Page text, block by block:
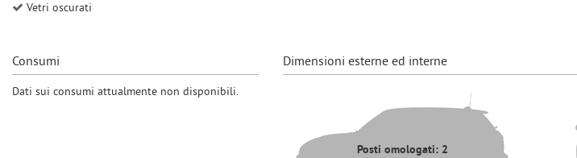
Vetri oscurati
Consumi
Dati sui consumi attualmente non disponibili.
Dimensioni esterne ed interne
Posti omologati: 2